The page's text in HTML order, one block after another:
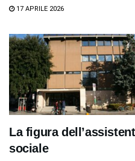
17 APRILE 2026
La figura
sociale